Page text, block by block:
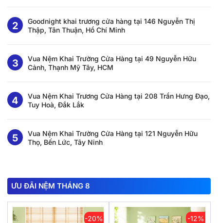
Goodnight khai trương cửa hàng tại 146 Nguyễn Thị
Thập, Tân Thuận, Hồ Chí Minh
Vua Nệm Khai Trường Cửa Hàng tại 49 Nguyễn Hữu
Cảnh, Thạnh Mỹ Tây, HCM
Vua Nệm Khai Trương Cửa Hàng tại 208 Trần Hưng Đạo,
Tuy Hoà, Đắk Lắk
Vua Nệm Khai Trường Cửa Hàng tại 121 Nguyễn Hữu
Thọ, Bến Lức, Tây Ninh
ƯU ĐÃI NỆM THÁNG 8
-20% -12%